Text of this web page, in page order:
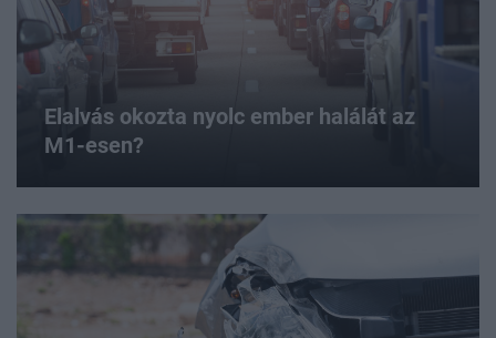
Elalvás okozta nyolc ember halálát az
M1-esen?